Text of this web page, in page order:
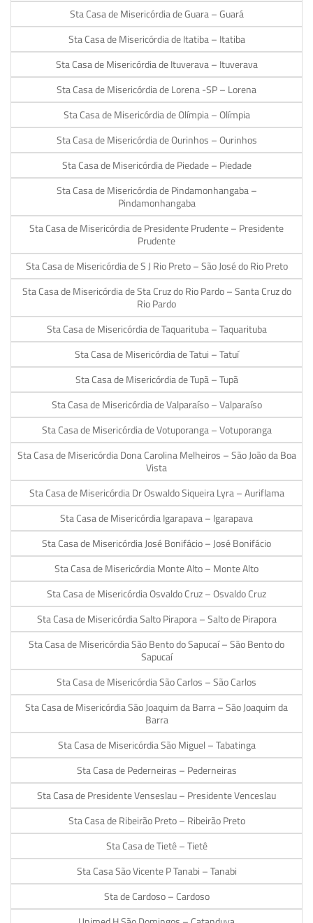
Sta Casa de Misericórdia de Guara – Guará
Sta Casa de Misericórdia de Itatiba – Itatiba
Sta Casa de Misericórdia de Ituverava – Ituverava
Sta Casa de Misericórdia de Lorena -SP – Lorena
Sta Casa de Misericórdia de Olímpia – Olímpia
Sta Casa de Misericórdia de Ourinhos – Ourinhos
Sta Casa de Misericórdia de Piedade – Piedade
Sta Casa de Misericórdia de Pindamonhangaba –
Pindamonhangaba
Sta Casa de Misericórdia de Presidente Prudente – Presidente
Prudente
Sta Casa de Misericórdia de S J Rio Preto – São José do Rio Preto
Sta Casa de Misericórdia de Sta Cruz do Rio Pardo – Santa Cruz do
Rio Pardo
Sta Casa de Misericórdia de Taquarituba – Taquarituba
Sta Casa de Misericórdia de Tatui – Tatuí
Sta Casa de Misericórdia de Tupã – Tupã
Sta Casa de Misericórdia de Valparaíso – Valparaíso
Sta Casa de Misericórdia de Votuporanga – Votuporanga
Sta Casa de Misericórdia Dona Carolina Melheiros – São João da Boa
Vista
Sta Casa de Misericórdia Dr Oswaldo Siqueira Lyra – Auriflama
Sta Casa de Misericórdia Igarapava – Igarapava
Sta Casa de Misericórdia José Bonifácio – José Bonifácio
Sta Casa de Misericórdia Monte Alto – Monte Alto
Sta Casa de Misericórdia Osvaldo Cruz – Osvaldo Cruz
Sta Casa de Misericórdia Salto Pirapora – Salto de Pirapora
Sta Casa de Misericórdia São Bento do Sapucaí – São Bento do
Sapucaí
Sta Casa de Misericórdia São Carlos – São Carlos
Sta Casa de Misericórdia São Joaquim da Barra – São Joaquim da
Barra
Sta Casa de Misericórdia São Miguel – Tabatinga
Sta Casa de Pederneiras – Pederneiras
Sta Casa de Presidente Venseslau – Presidente Venceslau
Sta Casa de Ribeirão Preto – Ribeirão Preto
Sta Casa de Tietê – Tietê
Sta Casa São Vicente P Tanabi – Tanabi
Sta de Cardoso – Cardoso